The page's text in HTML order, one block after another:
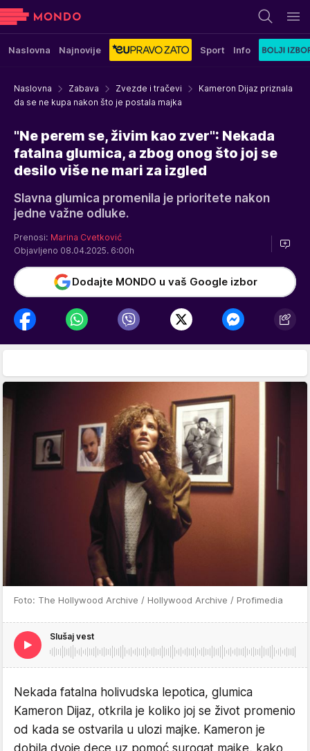
Naslovna Najnovije Sport Info
Naslovna Zabava Zvezde i tračevi
Kameron Dijaz priznala
da se ne kupa nakon što je postala majka
"Ne perem se, živim kao zver": Nekada
fatalna glumica, a zbog onog što joj se
desilo više ne mari za izgled
Slavna glumica promenila je prioritete nakon
jedne važne odluke.
Prenosi: Marina Cvetković
Objavljeno 08.04.2025. 6:00h
Dodajte MONDO u vaš Google izbor
Foto: The Hollywood Archive / Hollywood Archive / Profimedia
Slušaj vest
Nekada fatalna holivudska lepotica, glumica
Kameron Dijaz, otkrila je koliko joj se život promenio
od kada se ostvarila u ulozi majke. Kameron je